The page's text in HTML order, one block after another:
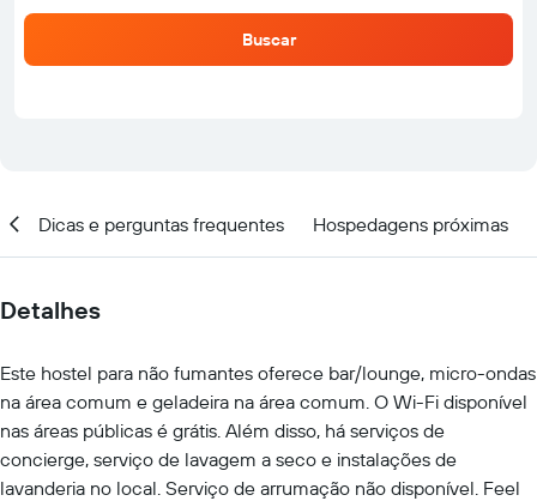
Buscar
Dicas e perguntas frequentes Hospedagens próximas
Detalhes
Este hostel para não fumantes oferece bar/lounge, micro-ondas
na área comum e geladeira na área comum. O Wi-Fi disponível
nas áreas públicas é grátis. Além disso, há serviços de
concierge, serviço de lavagem a seco e instalações de
lavanderia no local. Serviço de arrumação não disponível. Feel